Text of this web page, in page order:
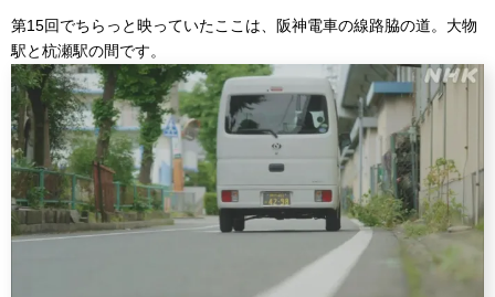
第15回でちらっと映っていたここは、阪神電車の線路脇の道。大物
駅と杭瀬駅の間です。